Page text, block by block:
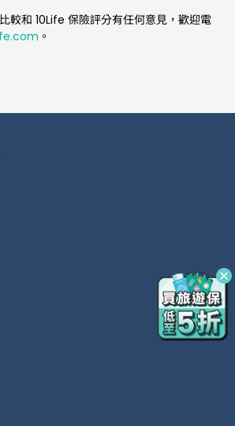
較和 10Life 保險評分有任何意見，歡迎電
。